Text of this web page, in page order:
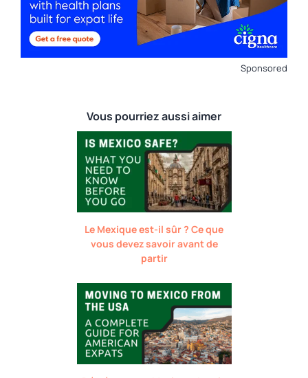
Sponsored
Vous pourriez aussi aimer
Le Mexique est-il sûr ? Ce que
vous devez savoir avant de
partir